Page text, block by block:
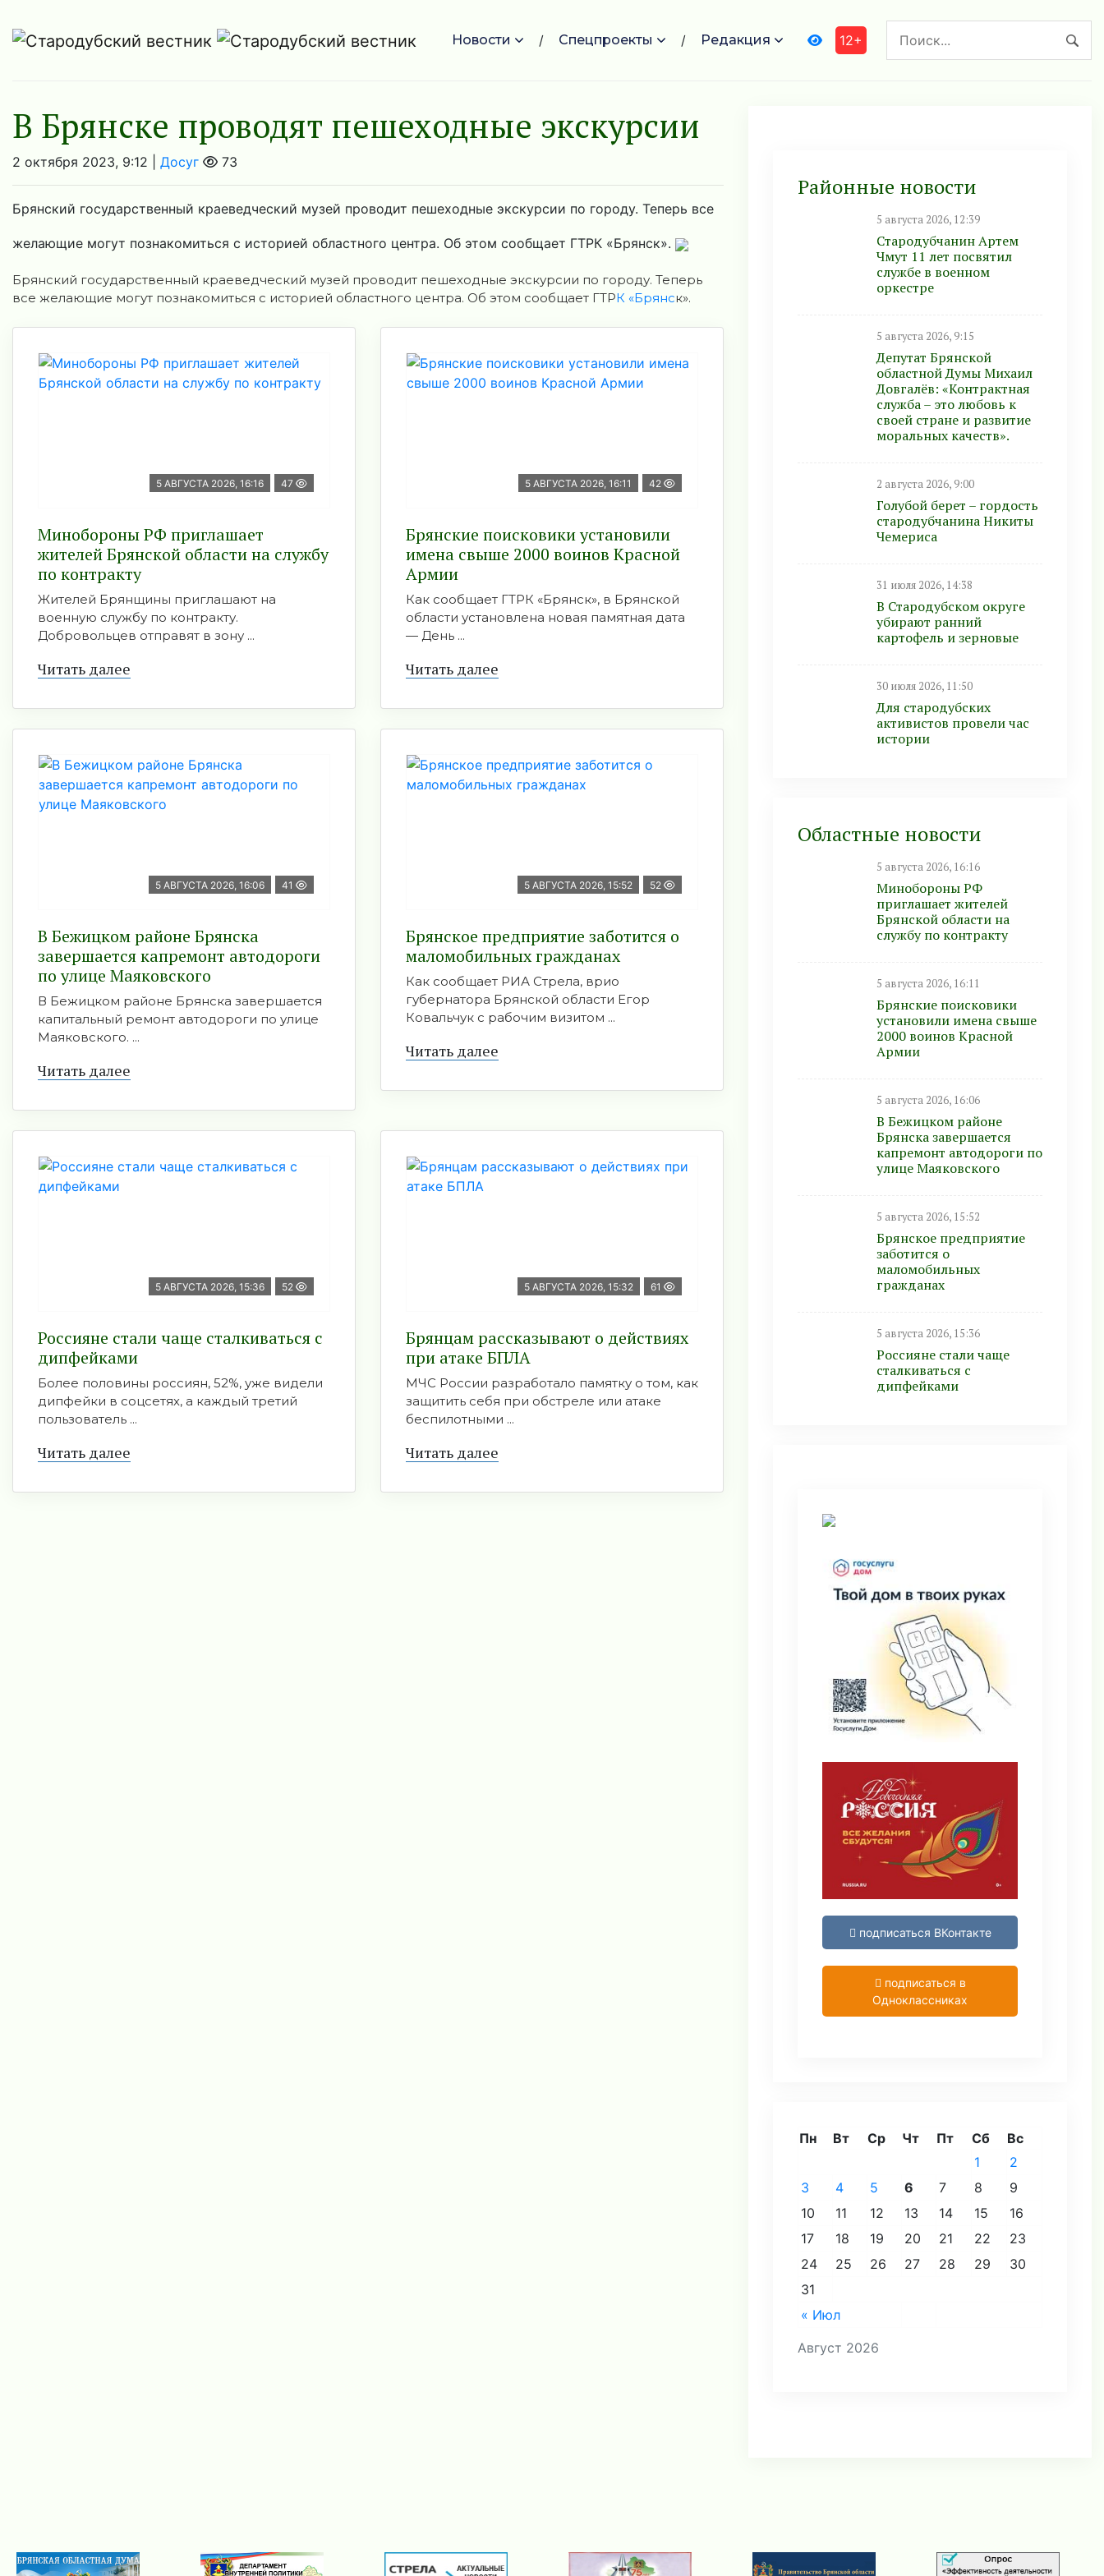
Новости Спецпроекты Редакция 12+
В Брянске проводят пешеходные экскурсии
2 октября 2023, 9:12 | Досуг 73
Брянский государственный краеведческий музей проводит пешеходные экскурсии по городу. Теперь все
желающие могут познакомиться с историей областного центра. Об этом сообщает ГТРК «Брянск».
Брянский государственный краеведческий музей проводит пешеходные экскурсии по городу. Теперь
все желающие могут познакомиться с историей областного центра. Об этом сообщает ГТРК «Брянск».
5 АВГУСТА 2026, 16:16 47
Минобoроны РФ приглaшaет
житeлeй Брянской области на службу
по контракту
Жителей Брянщины приглашают на
военную службу по контракту.
Добровольцев отправят в зону ...
Читать далее
5 АВГУСТА 2026, 16:11 42
Брянские поисковики установили
имена свыше 2000 воинов Красной
Армии
Как сообщает ГТРК «Брянск», в Брянской
области установлена новая памятная дата
— День ...
Читать далее
5 АВГУСТА 2026, 16:06 41
В Бежицком районе Брянска
завершается капремонт автодороги
по улице Маяковского
В Бежицком районе Брянска завершается
капитальный ремонт автодороги по улице
Маяковского. ...
Читать далее
5 АВГУСТА 2026, 15:52 52
Брянское предприятие заботится о
маломобильных гражданах
Как сообщает РИА Стрела, врио
губернатора Брянской области Егор
Ковальчук с рабочим визитом ...
Читать далее
5 АВГУСТА 2026, 15:36 52
Россияне стали чаще сталкиваться с
дипфейками
Более половины россиян, 52%, уже видели
дипфейки в соцсетях, а каждый третий
пользователь ...
Читать далее
5 АВГУСТА 2026, 15:32 61
Брянцам рассказывают о действиях
при атаке БПЛА
МЧС России разработало памятку о том, как
защитить себя при обстреле или атаке
беспилотными ...
Читать далее
Районные новости
5 августа 2026, 12:39
Стародубчанин Артем
Чмут 11 лет посвятил
службе в военном
оркестре
5 августа 2026, 9:15
Депутат Брянской
областной Думы Михаил
Довгалёв: «Контрактная
служба – это любовь к
своей стране и развитие
моральных качеств».
2 августа 2026, 9:00
Голубой берет – гордость
стародубчанина Никиты
Чемериса
31 июля 2026, 14:38
В Стародубском округе
убирают ранний
картофель и зерновые
30 июля 2026, 11:50
Для стародубских
активистов провели час
истории
Областные новости
5 августа 2026, 16:16
Минобoроны РФ
приглaшaет житeлeй
Брянской области на
службу по контракту
5 августа 2026, 16:11
Брянские поисковики
установили имена свыше
2000 воинов Красной
Армии
5 августа 2026, 16:06
В Бежицком районе
Брянска завершается
капремонт автодороги по
улице Маяковского
5 августа 2026, 15:52
Брянское предприятие
заботится о
маломобильных
гражданах
5 августа 2026, 15:36
Россияне стали чаще
сталкиваться с
дипфейками
подписаться ВКонтакте
подписаться в
Одноклассниках
Август 2026
Пн Вт Ср Чт Пт Сб Вс
« Июл
1
2
3
4 5 6 7 8
9
10
11 12 13 14 15
16
17
18 19 20 21 22
23
24
25 26 27 28 29
30
31